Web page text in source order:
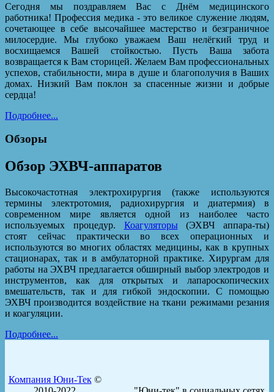
Сегодня мы поздравляем Вас с Днём медицинского
работника! Профессия медика - это великое служение людям,
сочетающее в себе высочайшее мастерство и безграничное
милосердие. Мы глубоко уважаем Ваш нелёгкий труд и
восхищаемся Вашей стойкостью. Пусть Ваша забота
возвращается к Вам сторицей. Желаем Вам профессиональных
успехов, стабильности, мира в душе и благополучия в Ваших
домах. Низкий Вам поклон за спасенные жизни и добрые
сердца!
Подробнее...
Обзоры
Обзор ЭХВЧ-аппаратов
Высокочастотная электрохирургия (также используются
термины электротомия, радиохирургия и диатермия) в
современном мире является одной из наиболее часто
используемых процедур. Коагуляторы(ЭХВЧ аппара-ты)
стоят сейчас практически во всех операционных и
используются во многих областях медицины, как в крупных
стационарах, так и в амбулаторной практике. Хирургам для
работы на ЭХВЧ предлагается обширный выбор электродов и
инструментов, как для открытых и лапароскопических
вмешательств, так и для гибкой эндоскопии. С помощью
ЭХВЧ производится воздействие на ткани режимами резания
и коагуляции.
Подробнее...
Компания Юни-Тек©